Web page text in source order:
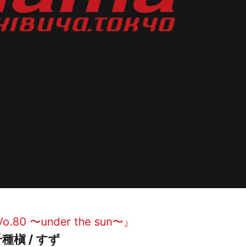
〜under the sun〜』
槇 / すず